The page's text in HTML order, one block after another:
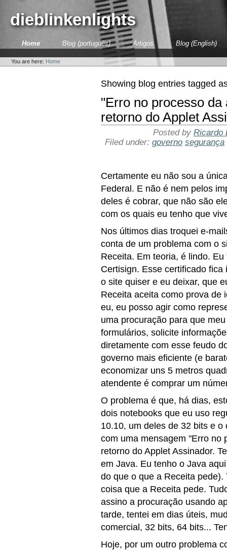
content.dieblinkenlights
SectionsHome Blog (português) Artigos Blog (English)
tools
You are here: Home
Showing blog entries tagged
"Erro no processo
retorno do Applet
Posted by Ricardo
Filed under: governo segurança
Certamente eu não sou a
Federal. E não é nem pelos
deles é cobrar, que não são
com os quais eu tenho que
Nos últimos dias troquei e-
conta de um problema com o
Receita. Em teoria, é lindo.
Certisign. Esse certificado
o site quiser e eu deixar, que
Receita aceita como prova de
eu, eu posso agir como
uma procuração para que
formulários, solicite
diretamente com esse feudo
governo mais eficiente (e
economizar uns 5 metros
atendente é comprar um
O problema é que, há dias,
dois notebooks que eu uso
10.10, um deles de 32 bits e
com uma mensagem "Erro no
retorno do Applet Assinador.
em Java. Eu tenho o Java
do que o que a Receita
coisa que a Receita pede.
assino a procuração usando
tarde, tentei em dias úteis,
comercial, 32 bits, 64 bits...
Hoje, por um outro problema